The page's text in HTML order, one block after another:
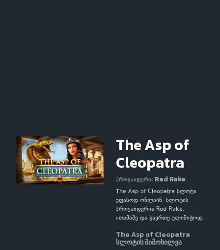
The Asp of
Cleopatra
პროვაიდერი: Red Rake
The Asp of Cleopatra სლოტი
უფასოდ ონლაინ. სლოტის
პროვაიდერია Red Rake.
ითამაშე და გაერთე ულიმიტოდ.
The Asp of Cleopatra
სლოტის მიმოხილვა